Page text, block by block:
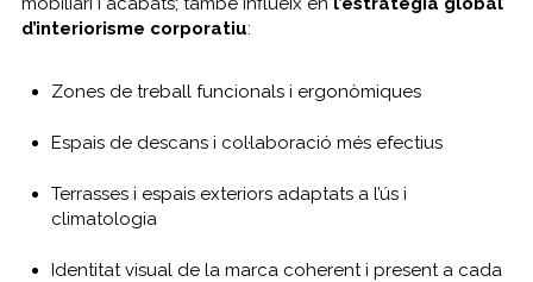
d’interiorisme corporatiu:
Zones de treball funcionals i ergonòmiques
Espais de descans i col·laboració més efectius
Terrasses i espais exteriors adaptats a l’ús i
climatologia
Identitat visual de la marca coherent i present a cada